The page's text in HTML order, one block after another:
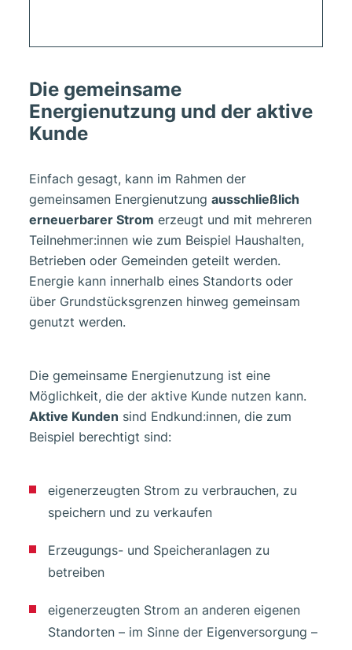
Die gemeinsame
Energienutzung und der aktive
Kunde
Einfach gesagt, kann im Rahmen der
gemeinsamen Energienutzung ausschließlich
erneuerbarer Strom erzeugt und mit mehreren
Teilnehmer:innen wie zum Beispiel Haushalten,
Betrieben oder Gemeinden geteilt werden.
Energie kann innerhalb eines Standorts oder
über Grundstücksgrenzen hinweg gemeinsam
genutzt werden.
Die gemeinsame Energienutzung ist eine
Möglichkeit, die der aktive Kunde nutzen kann.
Aktive Kunden sind Endkund:innen, die zum
Beispiel berechtigt sind:
eigenerzeugten Strom zu verbrauchen, zu
speichern und zu verkaufen
Erzeugungs- und Speicheranlagen zu
betreiben
eigenerzeugten Strom an anderen eigenen
Standorten – im Sinne der Eigenversorgung –